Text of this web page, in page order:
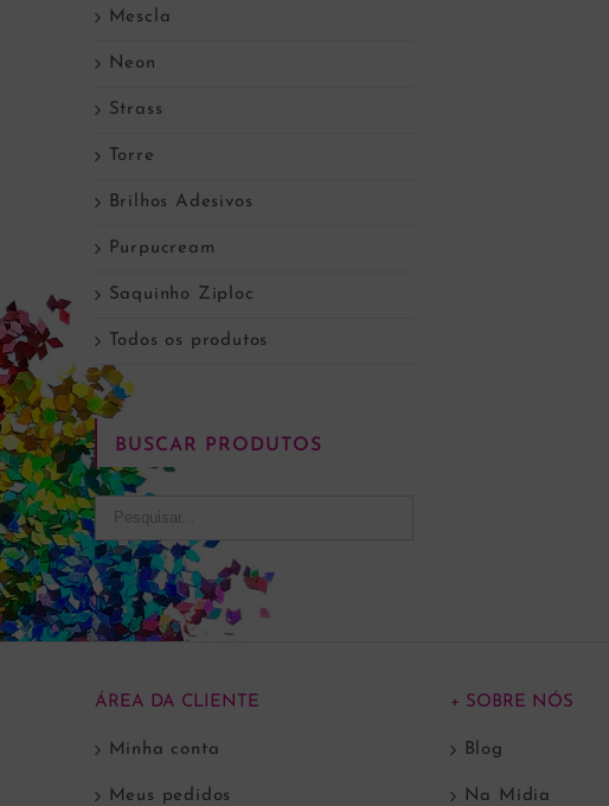
Mescla
Neon
Strass
Torre
Brilhos Adesivos
Purpucream
Saquinho Ziploc
Todos os produtos
BUSCAR PRODUTOS
ÁREA DA CLIENTE
Minha conta
Meus pedidos
+ SOBRE NÓS
Blog
Na Mídia